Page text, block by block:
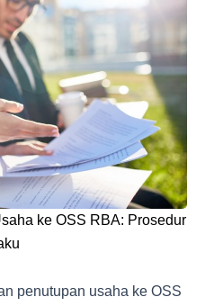
ke OSS RBA: Prosedur
penutupan usaha ke OSS